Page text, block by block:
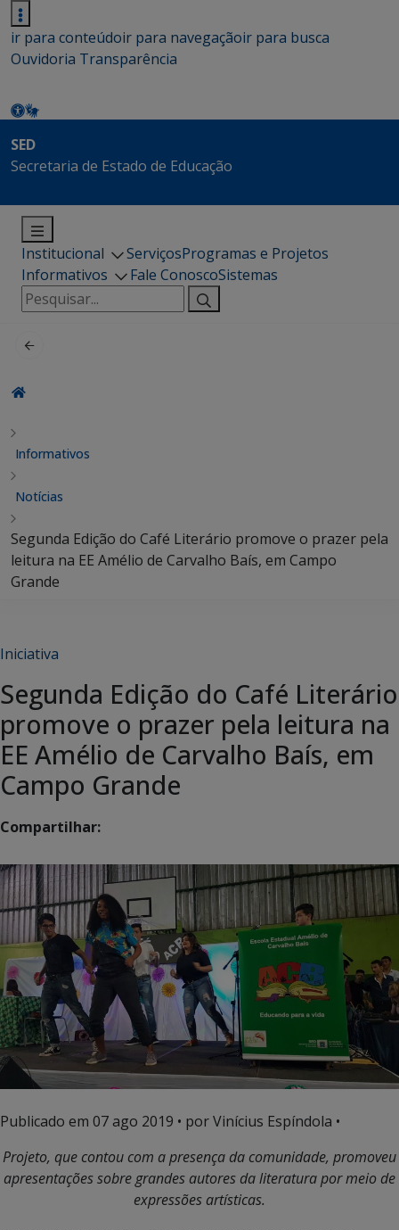
ir para conteúdoir para navegaçãoir para busca
Ouvidoria Transparência
SED
Secretaria de Estado de Educação
Institucional ServiçosProgramas e Projetos
Informativos
Fale ConoscoSistemas
Pesquisar
por:
Informativos
Notícias
Segunda Edição do Café Literário promove o prazer pela
leitura na EE Amélio de Carvalho Baís, em Campo
Grande
Iniciativa
Segunda Edição do Café Literário
promove o prazer pela leitura na
EE Amélio de Carvalho Baís, em
Campo Grande
Compartilhar:
Publicado em 07 ago 2019 • por Vinícius Espíndola •
Projeto, que contou com a presença da comunidade, promoveu
apresentações sobre grandes autores da literatura por meio de
expressões artísticas.